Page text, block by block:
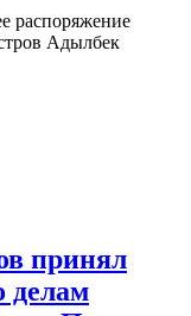
распоряжение
Адылбек
принял